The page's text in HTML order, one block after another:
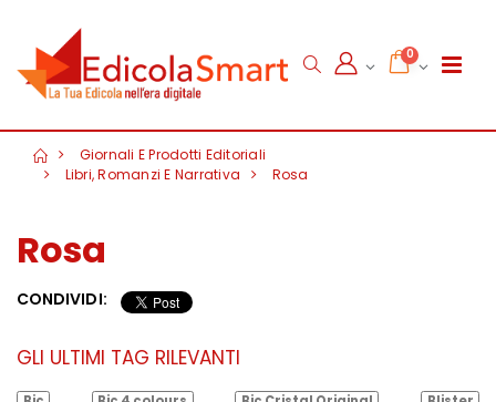
0
Giornali E Prodotti Editoriali
Libri, Romanzi E Narrativa
Rosa
Rosa
CONDIVIDI:
GLI ULTIMI TAG RILEVANTI